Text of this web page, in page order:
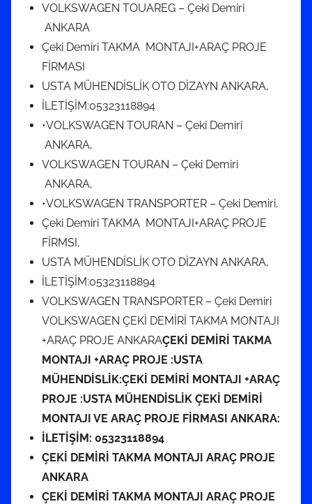
VOLKSWAGEN TOUAREG – Çeki Demiri
ANKARA
Çeki Demiri TAKMA MONTAJI+ARAÇ PROJE
FİRMASI
USTA MÜHENDİSLİK OTO DİZAYN ANKARA,
İLETİŞİM:05323118894
•VOLKSWAGEN TOURAN – Çeki Demiri
ANKARA,
VOLKSWAGEN TOURAN – Çeki Demiri
ANKARA,
•VOLKSWAGEN TRANSPORTER – Çeki Demiri,
Çeki Demiri TAKMA MONTAJI+ARAÇ PROJE
FİRMSI,
USTA MÜHENDİSLİK OTO DİZAYN ANKARA,
İLETİŞİM:05323118894
VOLKSWAGEN TRANSPORTER – Çeki Demiri
VOLKSWAGEN ÇEKİ DEMİRİ TAKMA MONTAJI
+ARAÇ PROJE ANKARAÇEKİ DEMİRİ TAKMA
MONTAJI +ARAÇ PROJE :USTA
MÜHENDİSLİK:ÇEKİ DEMİRİ MONTAJI +ARAÇ
PROJE :USTA MÜHENDİSLİK ÇEKİ DEMİRİ
MONTAJI VE ARAÇ PROJE FİRMASI ANKARA:
İLETİŞİM: 05323118894
ÇEKİ DEMİRİ TAKMA MONTAJI ARAÇ PROJE
ANKARA
ÇEKİ DEMİRİ TAKMA MONTAJI ARAÇ PROJE